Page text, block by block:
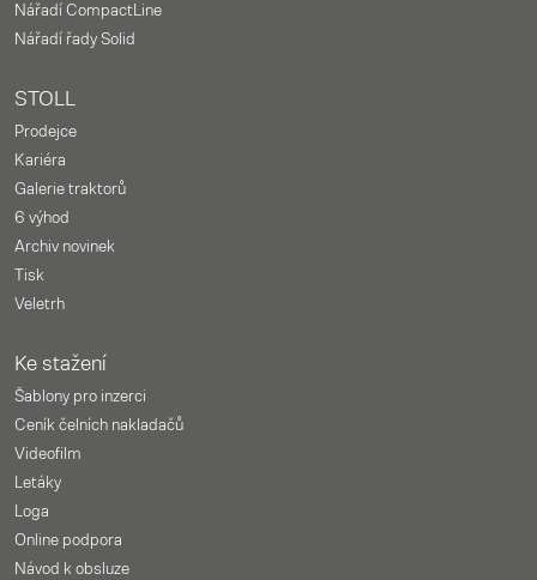
Nářadí CompactLine
Nářadí řady Solid
STOLL
Prodejce
Kariéra
Galerie traktorů
6 výhod
Archiv novinek
Tisk
Veletrh
Ke stažení
Šablony pro inzerci
Ceník čelních nakladačů
Videofilm
Letáky
Loga
Online podpora
Návod k obsluze